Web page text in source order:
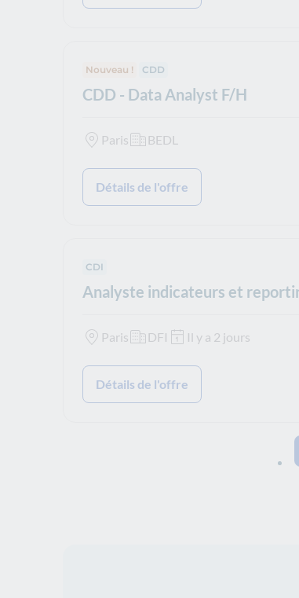
Nouveau ! Type de contrat :
CDD
CDD - Data Analyst F/H
Paris BEDL
Détails de l'offre
Type de contrat :
CDI
Analyste indicateurs et
Paris DFI Il y a 2 jours
Détails de l'offre